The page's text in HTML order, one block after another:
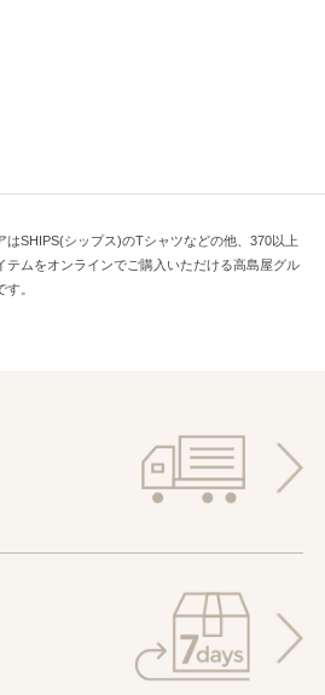
はSHIPS(シップス)のTシャツなどの他、370以上
テムをオンラインでご購入いただける高島屋グル
。